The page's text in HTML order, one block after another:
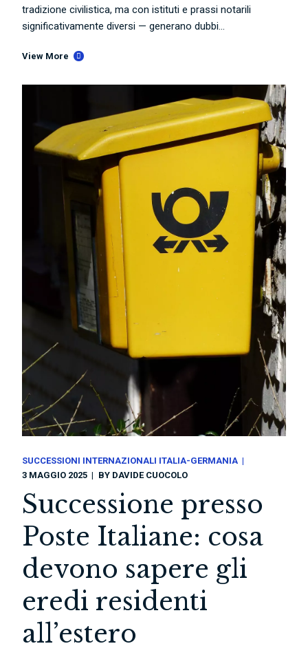
tradizione civilistica, ma con istituti e prassi notarili
significativamente diversi — generano dubbi...
View More
SUCCESSIONI INTERNAZIONALI ITALIA-GERMANIA
3 MAGGIO 2025
BY DAVIDE CUOCOLO
Successione presso
Poste Italiane: cosa
devono sapere gli
eredi residenti
all’estero